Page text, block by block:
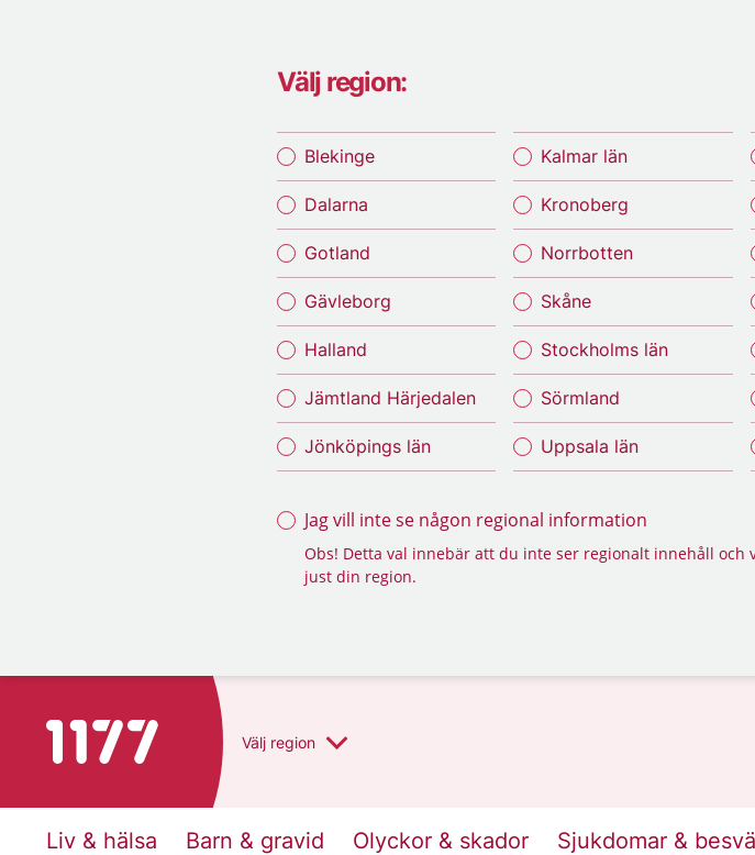
Välj region:
Blekinge
Dalarna
Gotland
Gävleborg
Halland
Jämtland Härjedalen
Jönköpings län
Kalmar län
Kronoberg
Norrbotten
Skåne
Stockholms län
Sörmland
Uppsala län
Jag vill inte se någon regional information
Obs! Detta val innebär att du inte ser regionalt innehåll och
just din region.
Till startsidan för 1177 Välj region
Liv & hälsa Barn & gravid Olyckor & skador Sjukdomar &